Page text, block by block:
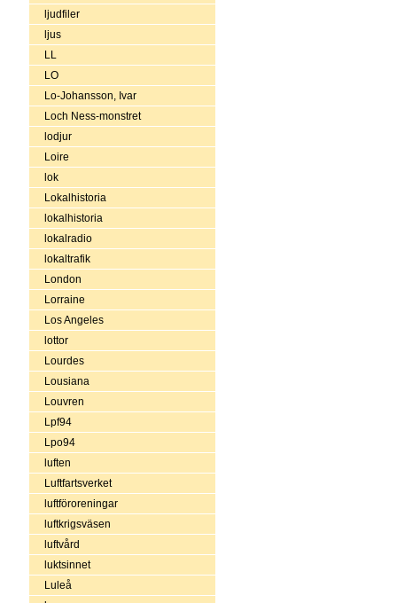
ljudfiler
ljus
LL
LO
Lo-Johansson, Ivar
Loch Ness-monstret
lodjur
Loire
lok
Lokalhistoria
lokalhistoria
lokalradio
lokaltrafik
London
Lorraine
Los Angeles
lottor
Lourdes
Lousiana
Louvren
Lpf94
Lpo94
luften
Luftfartsverket
luftföroreningar
luftkrigsväsen
luftvård
luktsinnet
Luleå